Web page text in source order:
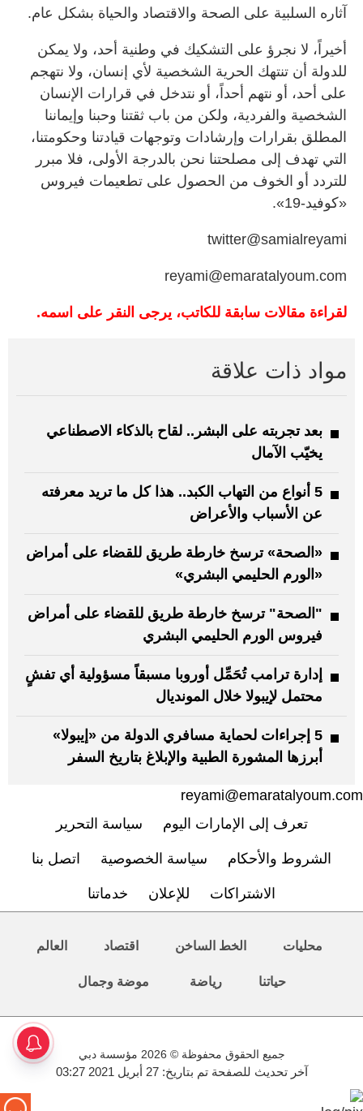
آثاره السلبية على الصحة والاقتصاد والحياة بشكل عام.
أخيراً، لا نجرؤ على التشكيك في وطنية أحد، ولا يمكن
للدولة أن تنتهك الحرية الشخصية لأي إنسان، ولا نتهجم
على أحد، أو نتهم أحداً، أو نتدخل في قرارات الإنسان
الشخصية والفردية، ولكن من باب ثقتنا وحبنا وإيماننا
المطلق بقرارات وإرشادات وتوجهات قيادتنا وحكومتنا،
التي تهدف إلى مصلحتنا نحن بالدرجة الأولى، فلا مبرر
للتردد أو الخوف من الحصول على تطعيمات فيروس
«كوفيد-19».
twitter@samialreyami
reyami@emaratalyoum.com
لقراءة مقالات سابقة للكاتب، يرجى النقر على اسمه.
مواد ذات علاقة
بعد تجربته على البشر.. لقاح بالذكاء الاصطناعي
يخيّب الآمال
5 أنواع من التهاب الكبد.. هذا كل ما تريد معرفته
عن الأسباب والأعراض
«الصحة» ترسخ خارطة طريق للقضاء على أمراض
«الورم الحليمي البشري»
"الصحة" ترسخ خارطة طريق للقضاء على أمراض
فيروس الورم الحليمي البشري
إدارة ترامب تُحَمِّل أوروبا مسبقاً مسؤولية أي تفشٍ
محتمل لإيبولا خلال المونديال
5 إجراءات لحماية مسافري الدولة من «إيبولا»
أبرزها المشورة الطبية والإبلاغ بتاريخ السفر
reyami@emaratalyoum.com
تعرف إلى الإمارات اليوم
سياسة التحرير
الشروط والأحكام سياسة الخصوصية اتصل بنا
الاشتراكات للإعلان خدماتنا
محليات الخط الساخن اقتصاد العالم
حياتنا رياضة موضة وجمال
جميع الحقوق محفوظة © 2026 مؤسسة دبي
آخر تحديث للصفحة تم بتاريخ: 27 أبريل 2021 03:27